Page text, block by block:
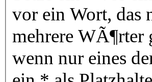
vor ein Wort, das
mehrere
wenn nur eines